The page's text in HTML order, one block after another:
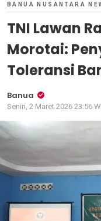
BANUA NUSANTARA
TNI Lawan
Morotai:
Toleransi
Banua
Senin, 2 Maret 2026 23:56